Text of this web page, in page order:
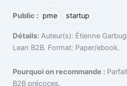
Public : pme startup
Détails:Auteur(s): Étienne
Lean B2B. Format: Paper/ebook.
Pourquoi on recommande :
B2B précoces.